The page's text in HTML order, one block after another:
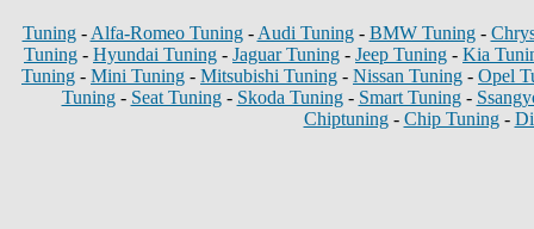
Tuning- Alfa-Romeo Tuning- Audi Tuning- BMW Tuning-
Tuning - Hyundai Tuning - Jaguar Tuning - Jeep Tuning - Kia
Tuning - Mini Tuning - Mitsubishi Tuning - Nissan Tuning - Opel
Tuning- Seat Tuning- Skoda Tuning- Smart Tuning-
Chiptuning- Chip Tuning-